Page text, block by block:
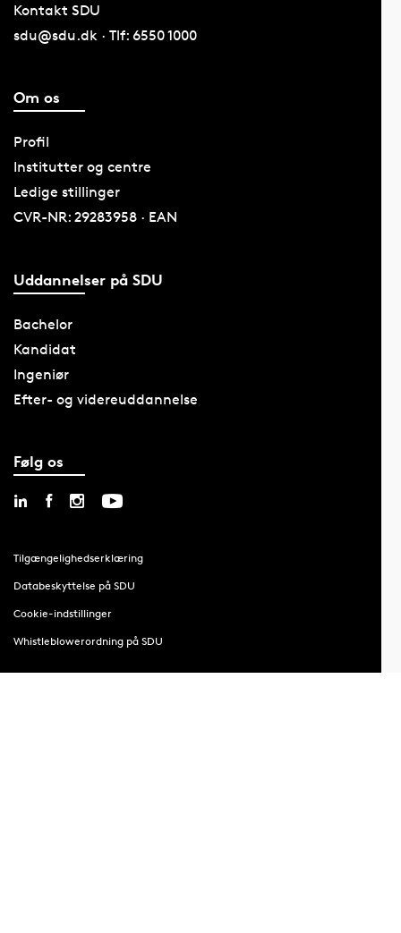
Kontakt SDU
sdu@sdu.dk · Tlf: 6550 1000
Om os
Profil
Institutter og centre
Ledige stillinger
CVR-NR: 29283958 · EAN
Uddannelser på SDU
Bachelor
Kandidat
Ingeniør
Efter- og videreuddannelse
Følg os
Tilgængelighedserklæring
Databeskyttelse på SDU
Cookie-indstillinger
Whistleblowerordning på SDU